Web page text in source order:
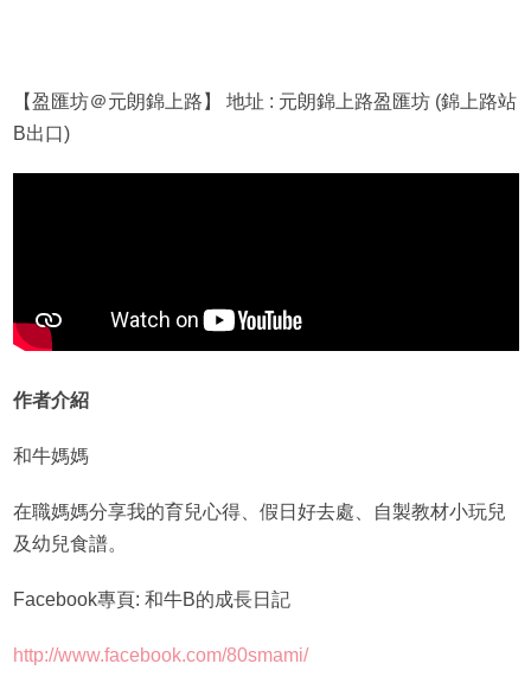
【盈匯坊＠元朗錦上路】 地址 : 元朗錦上路盈匯坊 (錦上路站
B出口)
作者介紹
和牛媽媽
在職媽媽分享我的育兒心得、假日好去處、自製教材小玩兒
及幼兒食譜。
Facebook專頁: 和牛B的成長日記
http://www.facebook.com/80smami/